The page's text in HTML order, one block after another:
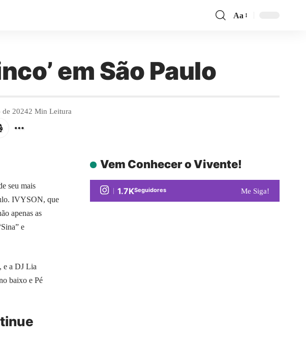
Aa
em São Paulo
de 20242 Min Leitura
seu mais
IVYSON, que
apenas as
e
e a DJ Lia
baixo e Pé
Vem Conhecer o Vivente!
1.7KSeguidores Me Siga!